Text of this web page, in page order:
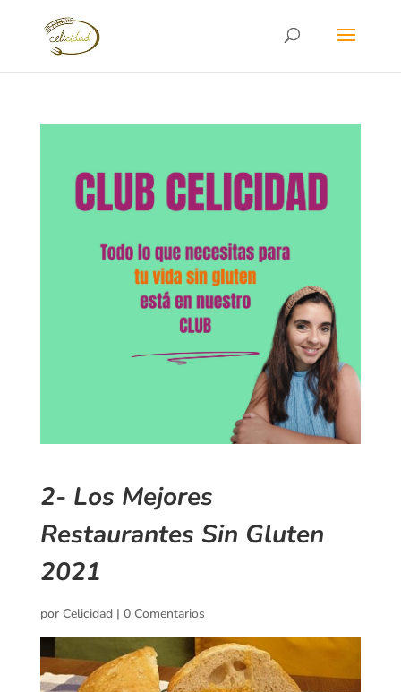
2- Los Mejores
Restaurantes Sin Gluten
2021
por Celicidad| 0 Comentarios